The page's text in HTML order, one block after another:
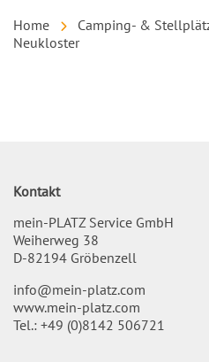
Home Camping- &
Neukloster
Kontakt
mein-PLATZ Service GmbH
Weiherweg 38
D-82194 Gröbenzell
info@mein-platz.com
www.mein-platz.com
Tel.: +49 (0)8142 506721